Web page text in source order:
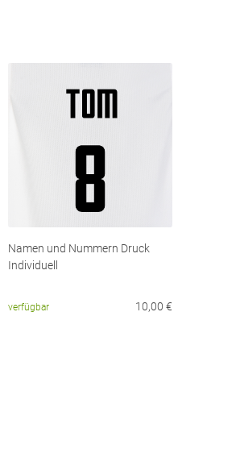
Namen und Nummern Druck
Individuell
verfügbar 10,00 €